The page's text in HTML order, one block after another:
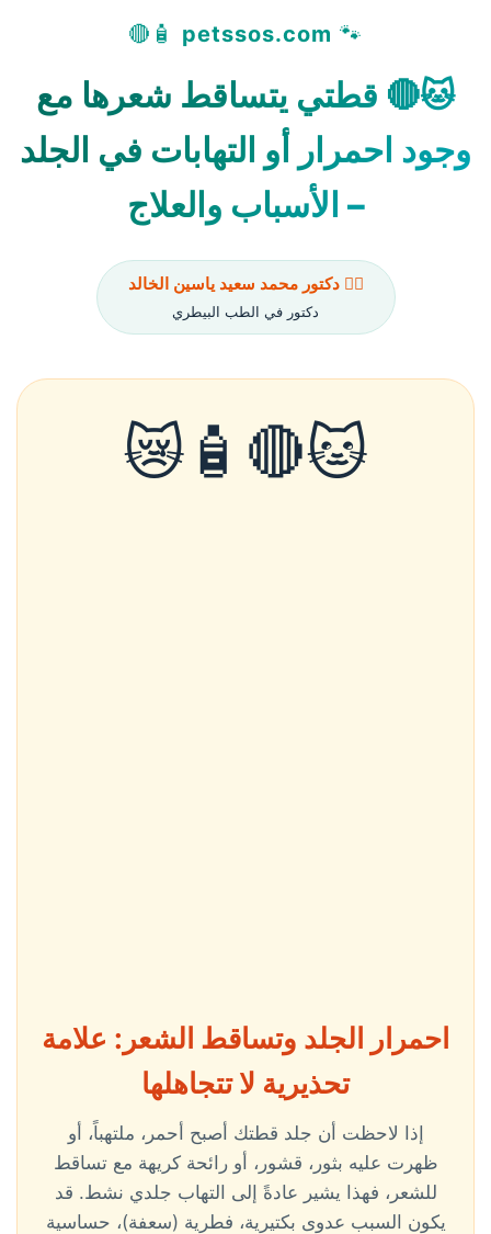
🐾
petssos.com
🧴🔴
🐱🔴 قطتي يتساقط شعرها مع
وجود احمرار أو التهابات في الجلد
– الأسباب والعلاج
👨‍⚕️ دكتور محمد سعيد ياسين الخالد
دكتور في الطب البيطري
🐱🔴🧴😿
احمرار الجلد وتساقط الشعر: علامة
تحذيرية لا تتجاهلها
إذا لاحظت أن جلد قطتك أصبح أحمر، ملتهباً، أو
ظهرت عليه بثور، قشور، أو رائحة كريهة مع تساقط
للشعر، فهذا يشير عادةً إلى التهاب جلدي نشط. قد
يكون السبب عدوى بكتيرية، فطرية (سعفة)، حساسية